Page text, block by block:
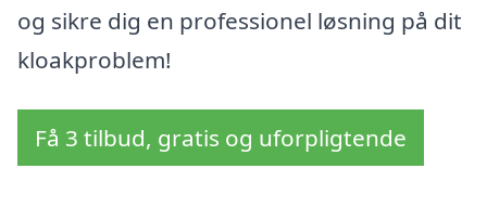
og sikre dig en professionel løsning på dit
kloakproblem!
Få 3 tilbud, gratis og uforpligtende